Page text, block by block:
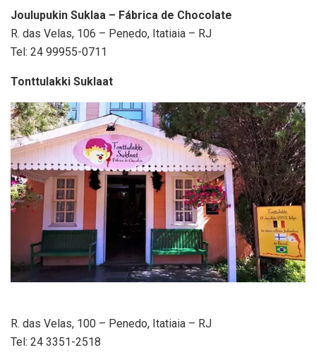
Joulupukin Suklaa – Fábrica de Chocolate
R. das Velas, 106 – Penedo, Itatiaia – RJ
Tel: 24 99955-0711
Tonttulakki Suklaat
R. das Velas, 100 – Penedo, Itatiaia – RJ
Tel: 24 3351-2518